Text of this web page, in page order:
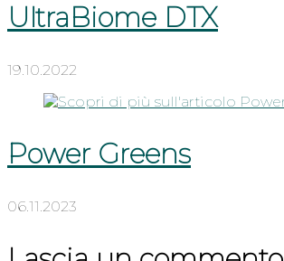
UltraBiome DTX
19.10.2022
Power Greens
06.11.2023